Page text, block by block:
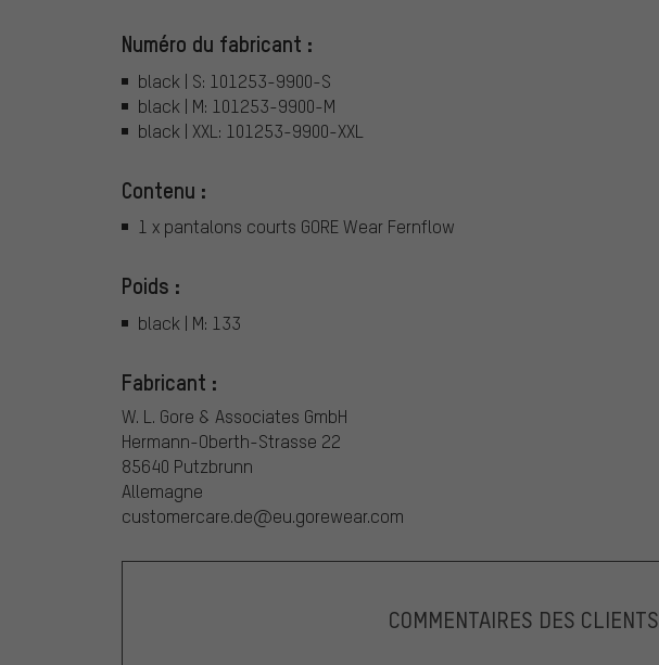
Numéro du fabricant :
black | S: 101253-9900-S
black | M: 101253-9900-M
black | XXL: 101253-9900-XXL
Contenu :
1 x pantalons courts GORE Wear Fernflow
Poids :
black | M: 133
Fabricant :
W. L. Gore & Associates GmbH
Hermann-Oberth-Strasse 22
85640 Putzbrunn
Allemagne
customercare.de@eu.gorewear.com
COMMENTAIRES DES CLIENTS